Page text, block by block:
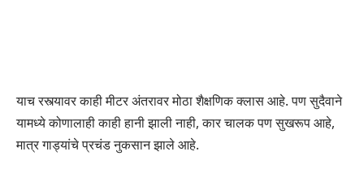
याच रस्त्यावर काही मीटर अंतरावर मोठा शैक्षणिक क्लास आहे. पण सुदैवाने
यामध्ये कोणालाही काही हानी झाली नाही, कार चालक पण सुखरूप आहे,
मात्र गाड्यांचे प्रचंड नुकसान झाले आहे.